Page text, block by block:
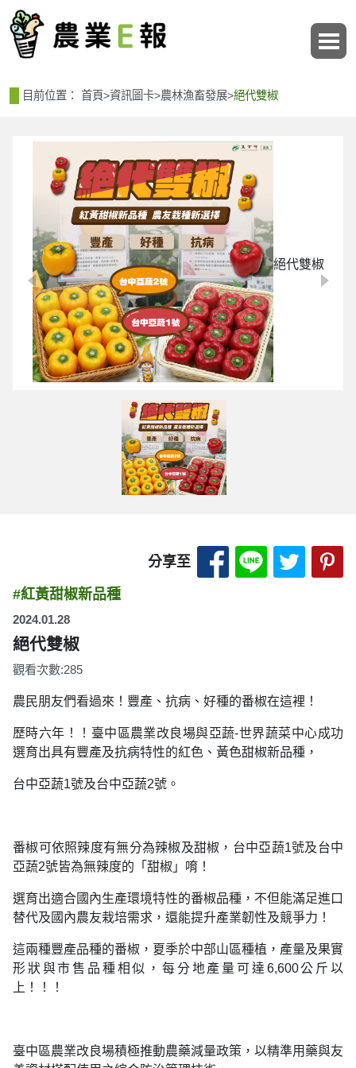
目前位置： 首頁>資訊圖卡>農林漁畜發展>絕代雙椒
絕代雙椒
分享至 分享至 Facebook-
分享至分享
#紅黃甜椒新品種
2024.01.28
絕代雙椒
觀看次數:285
農民朋友們看過來！豐產、抗病、好種的番椒在這裡！
歷時六年！！臺中區農業改良場與亞蔬-世界蔬菜中心成功
選育出具有豐產及抗病特性的紅色、黃色甜椒新品種，
台中亞蔬1號及台中亞蔬2號。
番椒可依照辣度有無分為辣椒及甜椒，台中亞蔬1號及台中
亞蔬2號皆為無辣度的「甜椒」唷！
選育出適合國內生產環境特性的番椒品種，不但能滿足進口
替代及國內農友栽培需求，還能提升產業韌性及競爭力！
這兩種豐產品種的番椒，夏季於中部山區種植，產量及果實
形狀與市售品種相似，每分地產量可達6,600公斤以
上！！！
臺中區農業改良場積極推動農藥減量政策，以精準用藥與友